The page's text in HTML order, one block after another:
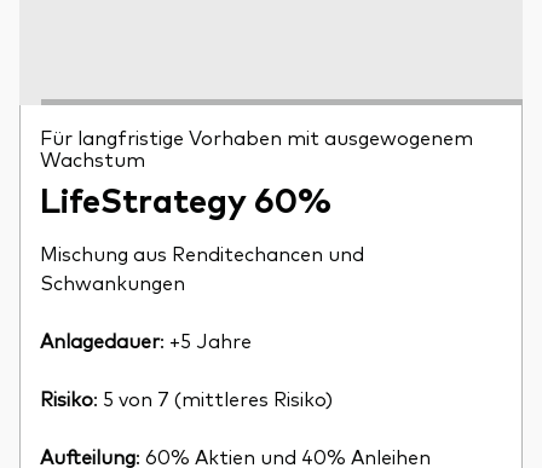
Für langfristige Vorhaben mit ausgewogenem
Wachstum
LifeStrategy 60%
Mischung aus Renditechancen und
Schwankungen
Anlagedauer: +5 Jahre
Risiko: 5 von 7 (mittleres Risiko)
Aufteilung: 60% Aktien und 40% Anleihen